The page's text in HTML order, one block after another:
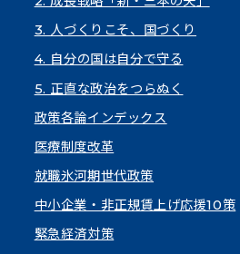
3. 人づくりこそ、国づくり
4. 自分の国は自分で守る
5. 正直な政治をつらぬく
政策各論インデックス
医療制度改革
就職氷河期世代政策
中小企業・非正規賃上げ応援10策
緊急経済対策